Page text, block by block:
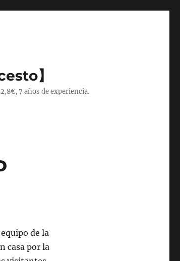
】
7 años de experiencia.
de la
casa por la